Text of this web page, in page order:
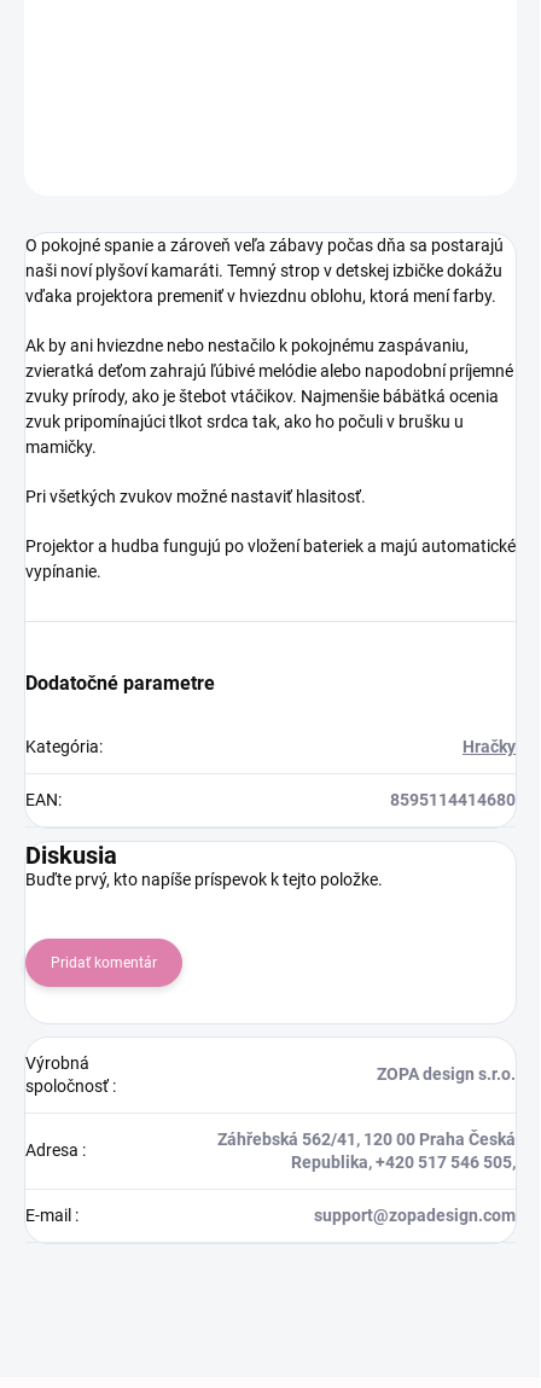
O pokojné spanie a zároveň veľa zábavy počas dňa sa postarajú
naši noví plyšoví kamaráti. Temný strop v detskej izbičke dokážu
vďaka projektora premeniť v hviezdnu oblohu, ktorá mení farby.
Ak by ani hviezdne nebo nestačilo k pokojnému zaspávaniu,
zvieratká deťom zahrajú ľúbivé melódie alebo napodobní príjemné
zvuky prírody, ako je štebot vtáčikov. Najmenšie bábätká ocenia
zvuk pripomínajúci tlkot srdca tak, ako ho počuli v brušku u
mamičky.
Pri všetkých zvukov možné nastaviť hlasitosť.
Projektor a hudba fungujú po vložení bateriek a majú automatické
vypínanie.
Dodatočné parametre
Kategória: Hračky
EAN: 8595114414680
Diskusia
Buďte prvý, kto napíše príspevok k tejto položke.
Pridať komentár
Výrobná
spoločnosť:
ZOPA design s.r.o.
Adresa :
Záhřebská 562/41, 120 00 Praha Česká
Republika, +420 517 546 505,
E-mail : support@zopadesign.com